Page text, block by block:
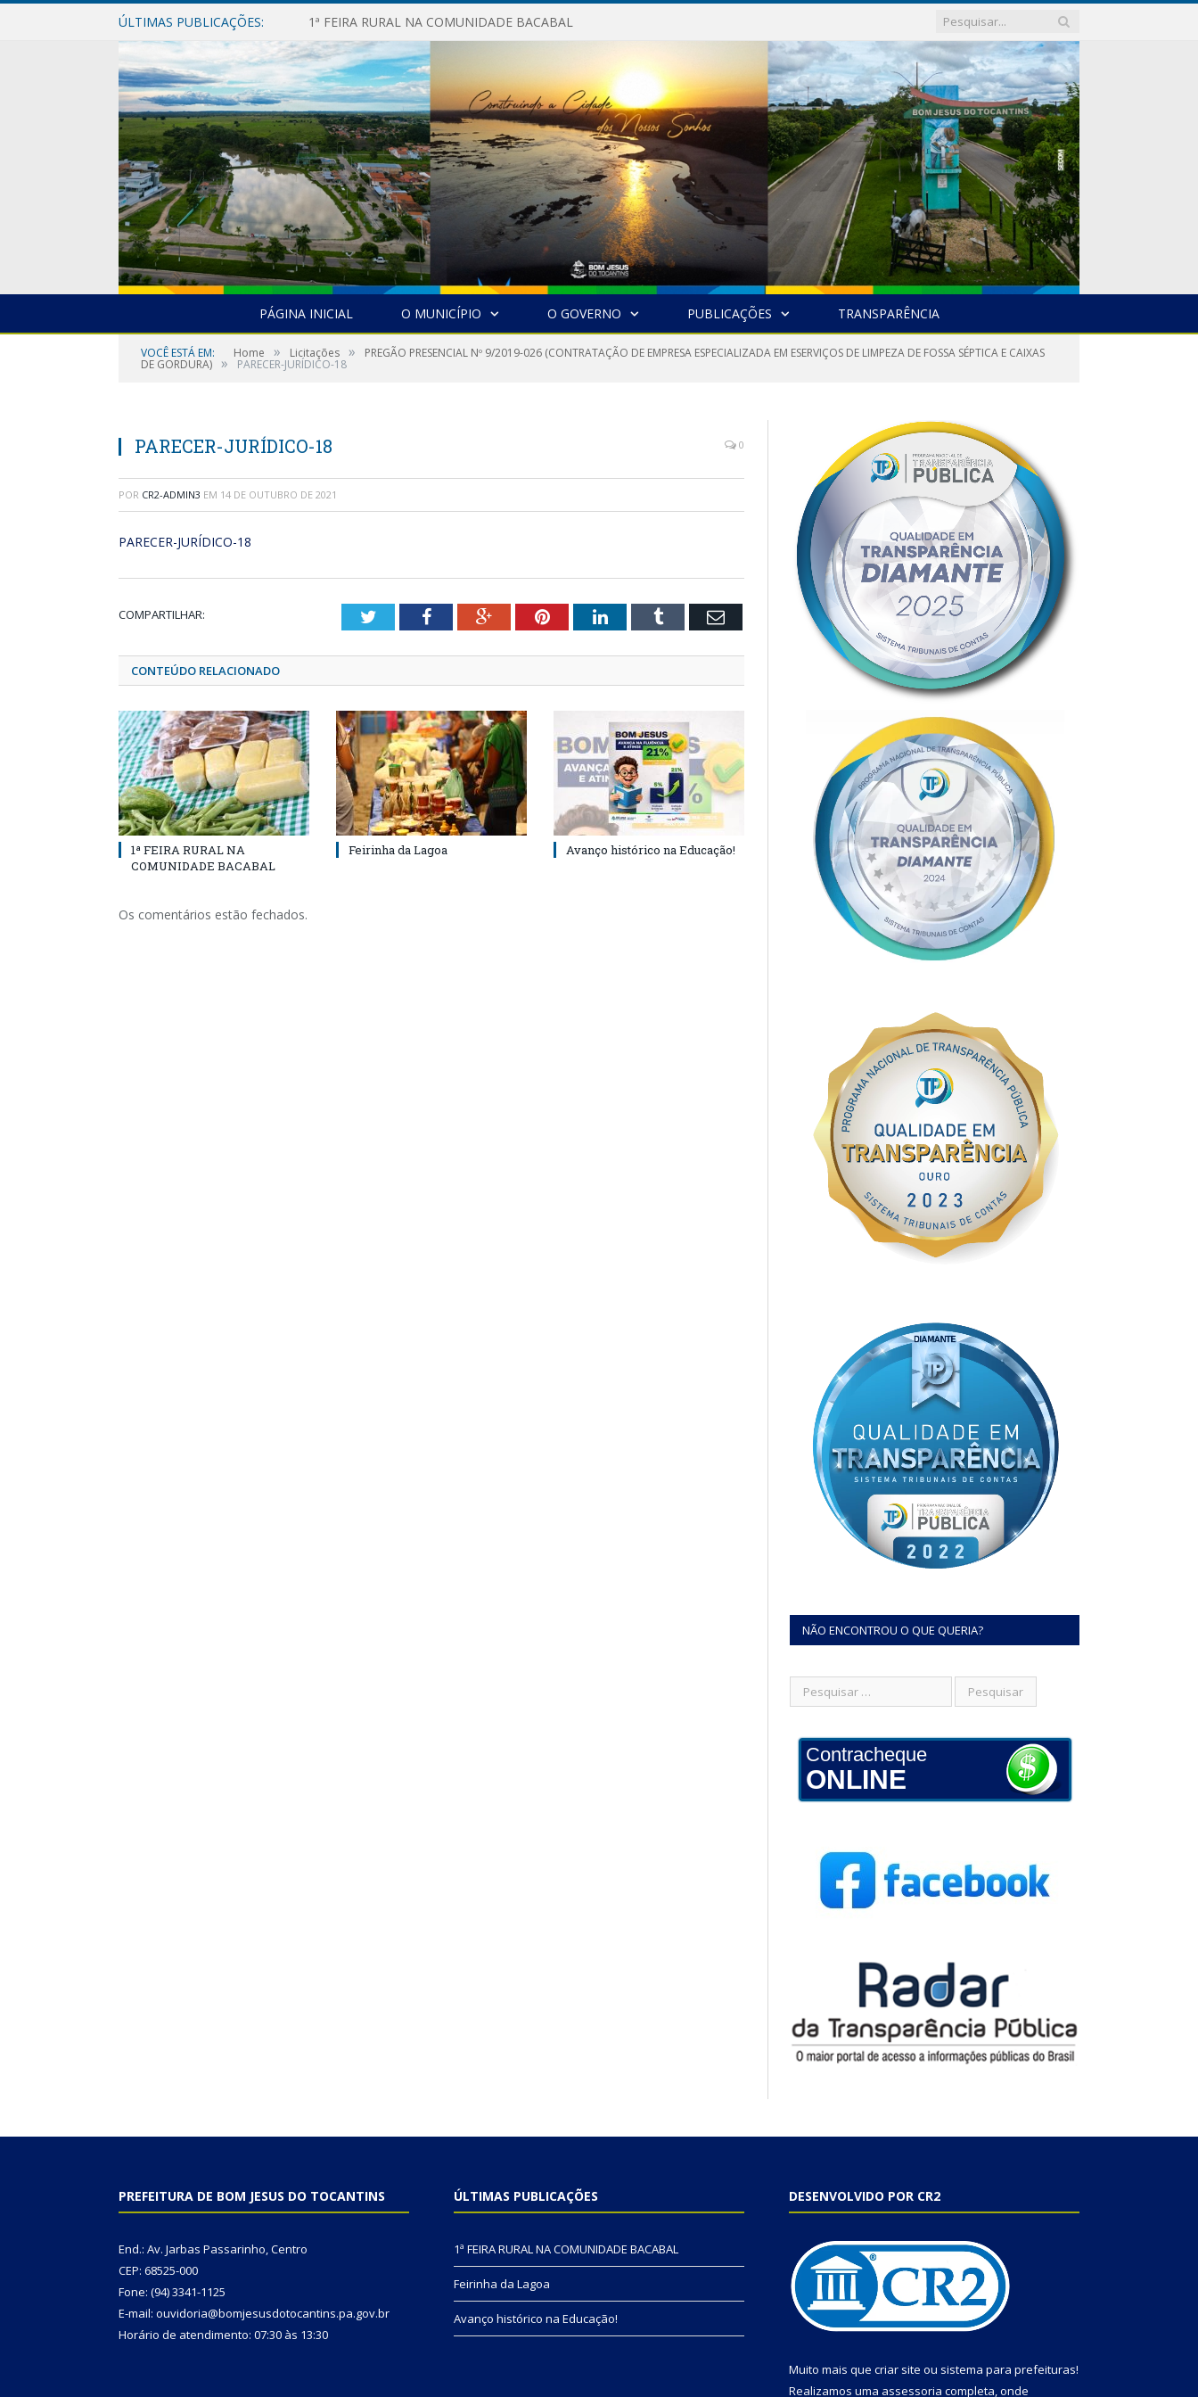
ÚLTIMAS PUBLICAÇÕES: 1ª FEIRA RURAL NA COMUNIDADE BACABAL
PÁGINA INICIAL O MUNICÍPIO O GOVERNO PUBLICAÇÕES TRANSPARÊNCIA
VOCÊ ESTÁ EM: Home » Licitações » PREGÃO PRESENCIAL Nº 9/2019-026 (CONTRATAÇÃO DE EMPRESA ESPECIALIZADA EM ESERVIÇOS DE LIMPEZA DE FOSSA SÉPTICA E CAIXAS
DE GORDURA) » PARECER-JURÍDICO-18
PARECER-JURÍDICO-18 0
POR CR2-ADMIN3 EM 14 DE OUTUBRO DE 2021
PARECER-JURÍDICO-18
COMPARTILHAR: TwitterFacebookGoogle+PinterestLinkedInTumblr Email
CONTEÚDO RELACIONADO
1ª FEIRA RURAL NA
COMUNIDADE BACABAL
Feirinha da Lagoa Avanço histórico na Educação!
Os comentários estão fechados.
NÃO ENCONTROU O QUE QUERIA?
Contracheque
ONLINE
PREFEITURA DE BOM JESUS DO TOCANTINS
End.: Av. Jarbas Passarinho, Centro
CEP: 68525-000
Fone: (94) 3341-1125
E-mail: ouvidoria@bomjesusdotocantins.pa.gov.br
Horário de atendimento: 07:30 às 13:30
ÚLTIMAS PUBLICAÇÕES
1ª FEIRA RURAL NA COMUNIDADE BACABAL
Feirinha da Lagoa
Avanço histórico na Educação!
DESENVOLVIDO POR CR2
Muito mais que criar site ou sistema para prefeituras!
Realizamos uma assessoria completa, onde